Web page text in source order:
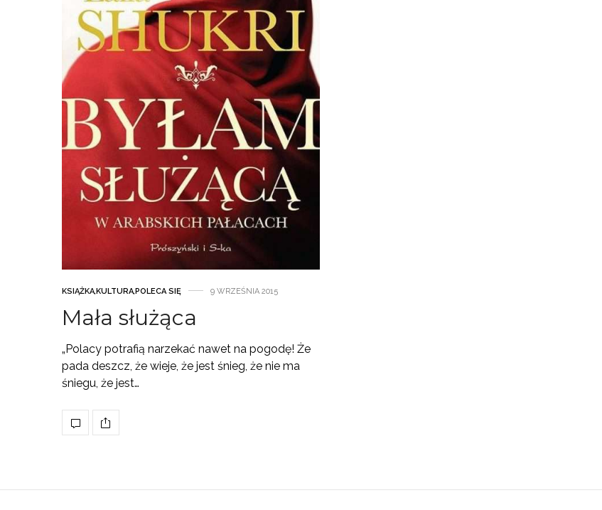
KSIĄŻKA,KULTURA,POLECA SIĘ 9 WRZEŚNIA 2015
Mała służąca
„Polacy potrafią narzekać nawet na pogodę! Że
pada deszcz, że wieje, że jest śnieg, że nie ma
śniegu, że jest…